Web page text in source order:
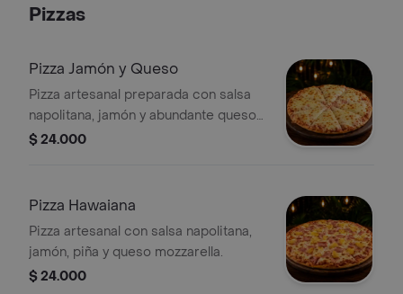
Coca-Cola 1.5 L. Perfecta para
Pizzas
Pizza Jamón y Queso
Pizza artesanal preparada con salsa
napolitana, jamón y abundante queso
mozzarella.
$ 24.000
Pizza Hawaiana
Pizza artesanal con salsa napolitana,
jamón, piña y queso mozzarella.
$ 24.000